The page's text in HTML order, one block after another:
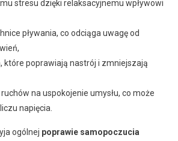
stresu dzięki relaksacyjnemu wpływowi
pływania, co odciąga uwagę od
które poprawiają nastrój i zmniejszają
na uspokojenie umysłu, co może
napięcia.
ogólnej poprawie samopoczucia